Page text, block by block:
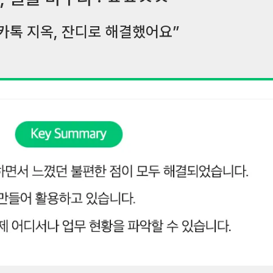
톡 지옥, 잔디로 해결했어요”